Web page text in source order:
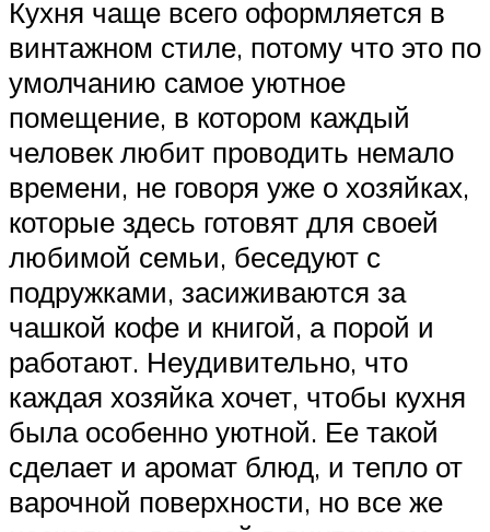
Кухня чаще всего оформляется в
винтажном стиле, потому что это по
умолчанию самое уютное
помещение, в котором каждый
человек любит проводить немало
времени, не говоря уже о хозяйках,
которые здесь готовят для своей
любимой семьи, беседуют с
подружками, засиживаются за
чашкой кофе и книгой, а порой и
работают. Неудивительно, что
каждая хозяйка хочет, чтобы кухня
была особенно уютной. Ее такой
сделает и аромат блюд, и тепло от
варочной поверхности, но все же